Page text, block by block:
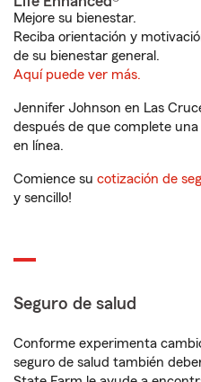
Mejore su bienestar.
Reciba orientación y
de su bienestar general.
Aquí puede ver más.
Jennifer Johnson en Las
después de que complete
en línea.
Comience su cotización de
y sencillo!
Seguro de salud
Conforme experimenta
seguro de salud también